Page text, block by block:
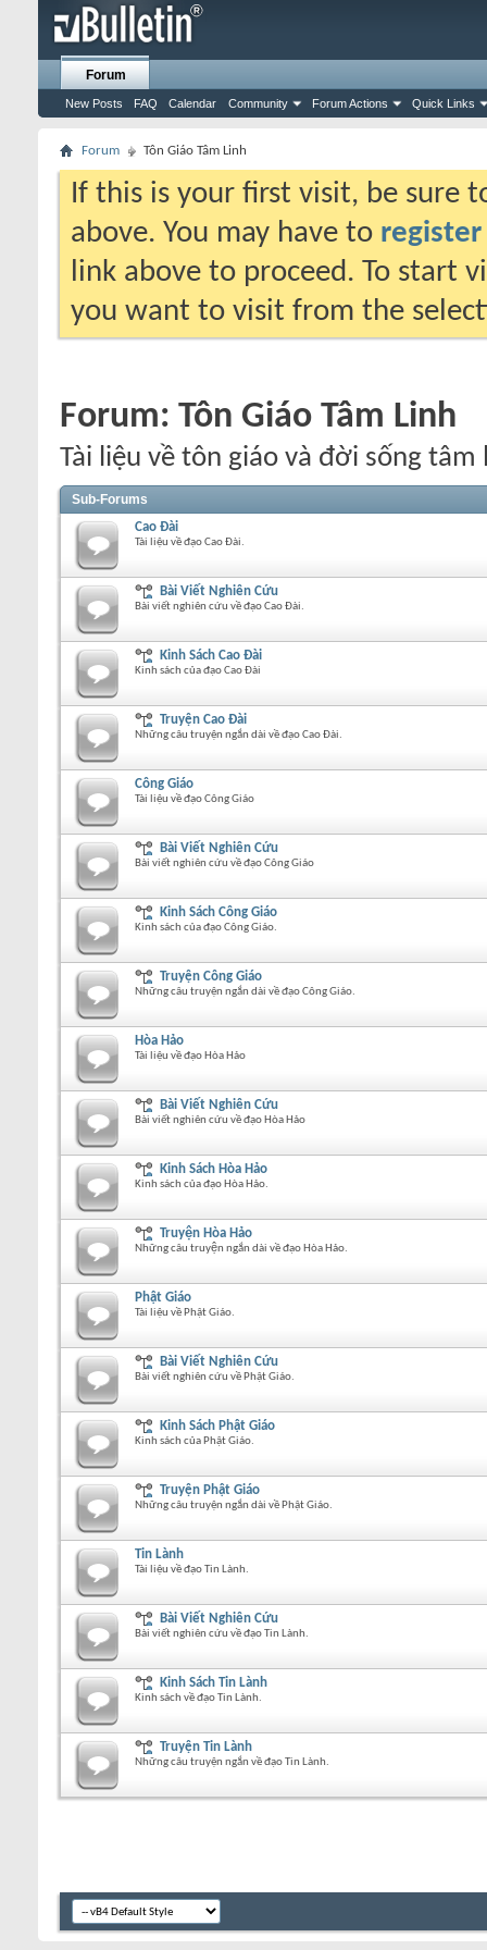
Forum
New Posts FAQ Calendar Community Forum Actions Quick Links
Forum Tôn Giáo Tâm Linh
If this is your first visit, be sure
above. You may have to register
link above to proceed. To start
you want to visit from the
Forum: Tôn Giáo Tâm Linh
Tài liệu về tôn giáo và đời sống tâm
Sub-Forums
Cao Đài
Tài liệu về đạo Cao Đài.
Bài Viết Nghiên Cứu
Bài viết nghiên cứu về đạo Cao Đài.
Kinh Sách Cao Đài
Kinh sách của đạo Cao Đài
Truyện Cao Đài
Những câu truyện ngắn dài về đạo Cao Đài.
Công Giáo
Tài liệu về đạo Công Giáo
Bài Viết Nghiên Cứu
Bài viết nghiên cứu về đạo Công Giáo
Kinh Sách Công Giáo
Kinh sách của đạo Công Giáo.
Truyện Công Giáo
Những câu truyện ngắn dài về đạo Công Giáo.
Hòa Hảo
Tài liệu về đạo Hòa Hảo
Bài Viết Nghiên Cứu
Bài viết nghiên cứu về đạo Hòa Hảo
Kinh Sách Hòa Hảo
Kinh sách của đạo Hòa Hảo.
Truyện Hòa Hảo
Những câu truyện ngắn dài về đạo Hòa Hảo.
Phật Giáo
Tài liệu về Phật Giáo.
Bài Viết Nghiên Cứu
Bài viết nghiên cứu về Phật Giáo.
Kinh Sách Phật Giáo
Kinh sách của Phật Giáo.
Truyện Phật Giáo
Những câu truyện ngắn dài về Phật Giáo.
Tin Lành
Tài liệu về đạo Tin Lành.
Bài Viết Nghiên Cứu
Bài viết nghiên cứu về đạo Tin Lành.
Kinh Sách Tin Lành
Kinh sách về đạo Tin Lành.
Truyện Tin Lành
Những câu truyện ngắn về đạo Tin Lành.